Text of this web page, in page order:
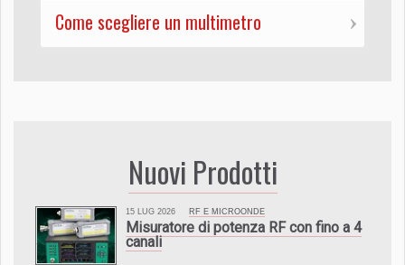
Come scegliere un multimetro
Nuovi Prodotti
15 LUG 2026 RF E MICROONDE
Misuratore di potenza RF con fino a 4
canali